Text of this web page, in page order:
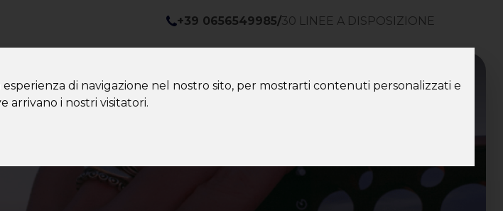
di navigazione nel nostro sito, per mostrarti contenuti personalizzati e
arrivano i nostri visitatori.
+39 0656549985/30 LINEE A DISPOSIZIONE